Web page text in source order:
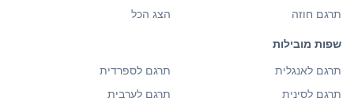
תרגם חוזה
הצג הכל
שפות מובילות
תרגם לאנגלית
תרגם לספרדית
תרגם לסינית
תרגם לערבית